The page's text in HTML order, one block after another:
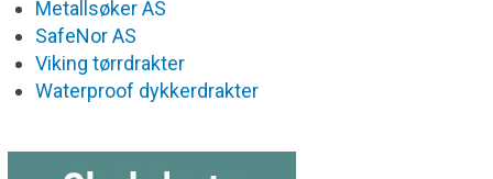
Metallsøker AS
SafeNor AS
Viking tørrdrakter
Waterproof dykkerdrakter